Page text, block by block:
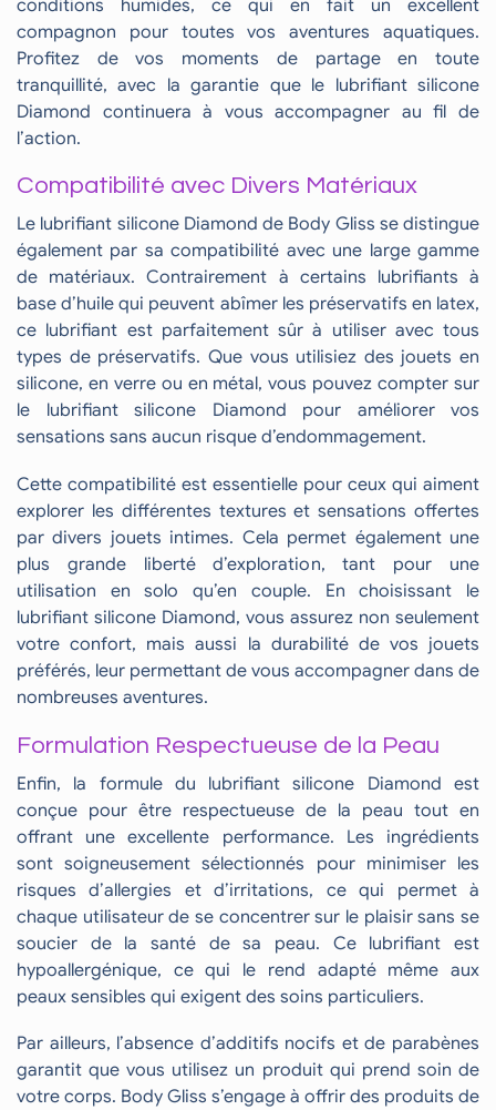
conditions humides, ce qui en fait un excellent
compagnon pour toutes vos aventures aquatiques.
Profitez de vos moments de partage en toute
tranquillité, avec la garantie que le lubrifiant silicone
Diamond continuera à vous accompagner au fil de
l’action.
Compatibilité avec Divers Matériaux
Le lubrifiant silicone Diamond de Body Gliss se distingue
également par sa compatibilité avec une large gamme
de matériaux. Contrairement à certains lubrifiants à
base d’huile qui peuvent abîmer les préservatifs en latex,
ce lubrifiant est parfaitement sûr à utiliser avec tous
types de préservatifs. Que vous utilisiez des jouets en
silicone, en verre ou en métal, vous pouvez compter sur
le lubrifiant silicone Diamond pour améliorer vos
sensations sans aucun risque d’endommagement.
Cette compatibilité est essentielle pour ceux qui aiment
explorer les différentes textures et sensations offertes
par divers jouets intimes. Cela permet également une
plus grande liberté d’exploration, tant pour une
utilisation en solo qu’en couple. En choisissant le
lubrifiant silicone Diamond, vous assurez non seulement
votre confort, mais aussi la durabilité de vos jouets
préférés, leur permettant de vous accompagner dans de
nombreuses aventures.
Formulation Respectueuse de la Peau
Enfin, la formule du lubrifiant silicone Diamond est
conçue pour être respectueuse de la peau tout en
offrant une excellente performance. Les ingrédients
sont soigneusement sélectionnés pour minimiser les
risques d’allergies et d’irritations, ce qui permet à
chaque utilisateur de se concentrer sur le plaisir sans se
soucier de la santé de sa peau. Ce lubrifiant est
hypoallergénique, ce qui le rend adapté même aux
peaux sensibles qui exigent des soins particuliers.
Par ailleurs, l’absence d’additifs nocifs et de parabènes
garantit que vous utilisez un produit qui prend soin de
votre corps. Body Gliss s’engage à offrir des produits de